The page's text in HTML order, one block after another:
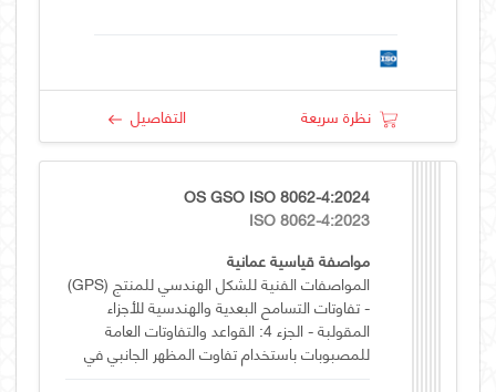
نظرة سريعة التفاصيل
OS GSO ISO 8062-4:2024
ISO 8062-4:2023
مواصفة قياسية عمانية
المواصفات الفنية للشكل الهندسي للمنتج (GPS)
- تفاوتات التسامح البعدية والهندسية للأجزاء
المقولبة - الجزء 4: القواعد والتفاوتات العامة
للمصبوبات باستخدام تفاوت المظهر الجانبي في